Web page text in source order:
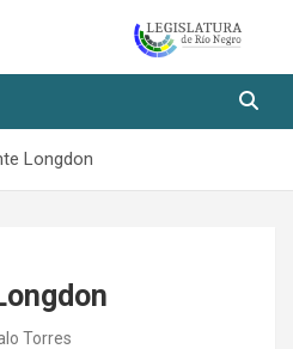
– Río
Longdon
Torres